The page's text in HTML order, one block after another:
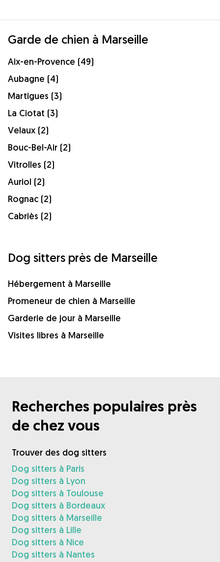
Garde de chien à Marseille
Aix-en-Provence (49)
Aubagne (4)
Martigues (3)
La Ciotat (3)
Velaux (2)
Bouc-Bel-Air (2)
Vitrolles (2)
Auriol (2)
Rognac (2)
Cabriès (2)
Dog sitters près de Marseille
Hébergement à Marseille
Promeneur de chien à Marseille
Garderie de jour à Marseille
Visites libres à Marseille
Recherches populaires près
de chez vous
Trouver des dog sitters
Dog sitters à Paris
Dog sitters à Lyon
Dog sitters à Toulouse
Dog sitters à Bordeaux
Dog sitters à Marseille
Dog sitters à Lille
Dog sitters à Nice
Dog sitters à Nantes